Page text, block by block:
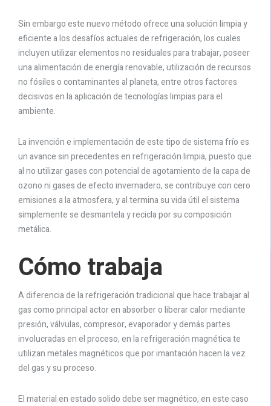
Sin embargo este nuevo método ofrece una solución limpia y
eficiente a los desafíos actuales de refrigeración, los cuales
incluyen utilizar elementos no residuales para trabajar, poseer
una alimentación de energía renovable, utilización de recursos
no fósiles o contaminantes al planeta, entre otros factores
decisivos en la aplicación de tecnologías limpias para el
ambiente.
La invención e implementación de este tipo de sistema frío es
un avance sin precedentes en refrigeración limpia, puesto que
al no utilizar gases con potencial de agotamiento de la capa de
ozono ni gases de efecto invernadero, se contribuye con cero
emisiones a la atmosfera, y al termina su vida útil el sistema
simplemente se desmantela y recicla por su composición
metálica.
Cómo trabaja
A diferencia de la refrigeración tradicional que hace trabajar al
gas como principal actor en absorber o liberar calor mediante
presión, válvulas, compresor, evaporador y demás partes
involucradas en el proceso, en la refrigeración magnética te
utilizan metales magnéticos que por imantación hacen la vez
del gas y su proceso.
El material en estado solido debe ser magnético, en este caso